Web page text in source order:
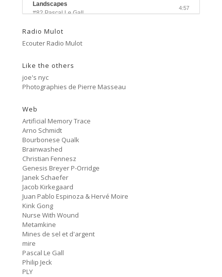
Landscapes
#82 Pascal Le Gall
4:57
Side A
#81 Ectoplasm Girls
Cancer
Protest Music
#78 Ornament
HD Hachoir
f = (2.5)
#76 Carter Tutti Void
Called Again
#75 Philip Jeck
Bus Station
#74 Shit And Shine
Radio Mulot
Ecouter Radio Mulot
Like the others
joe's nyc
Photographies de Pierre Masseau
Web
Artificial Memory Trace
Arno Schmidt
Bourbonese Qualk
Brainwashed
Christian Fennesz
Genesis Breyer P-Orridge
Janek Schaefer
Jacob Kirkegaard
Juan Pablo Espinoza & Hervé Moire
Kink Gong
Nurse With Wound
Metamkine
Mines de sel et d'argent
mire
Pascal Le Gall
Philip Jeck
PLY